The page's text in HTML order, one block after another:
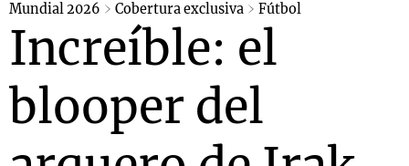
Mundial 2026 Cobertura exclusiva Fútbol
Increíble: el
blooper del